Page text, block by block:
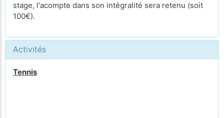
stage, l'acompte dans son intégralité sera retenu (soit
100€).
Activités
Tennis